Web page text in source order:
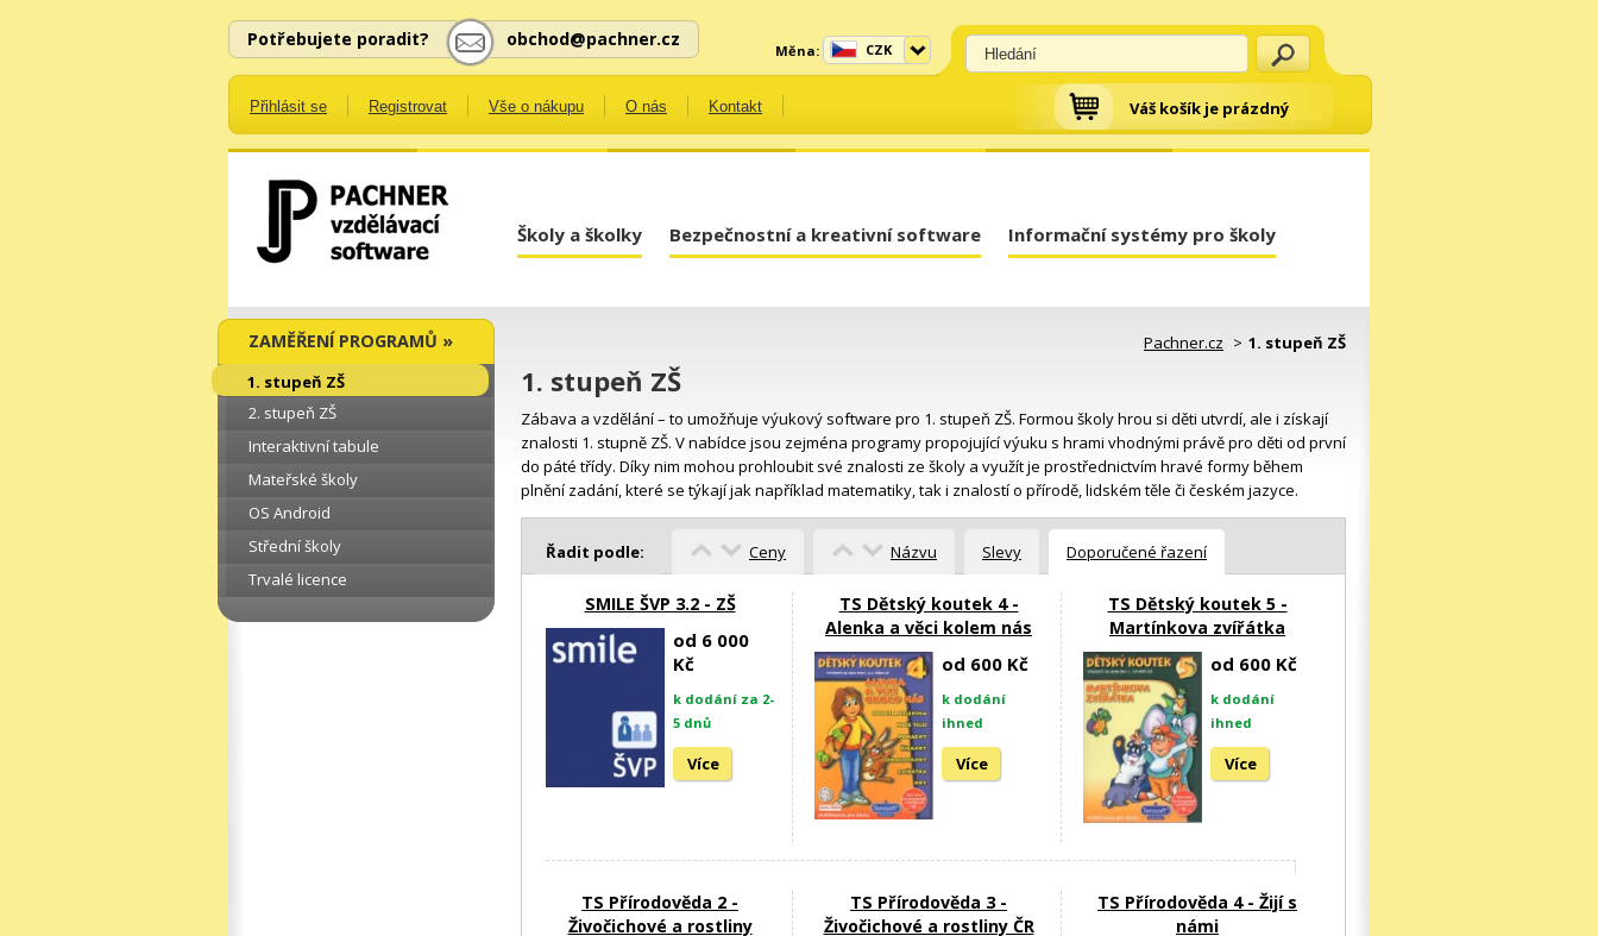
Přihlásit se Registrovat Vše o nákupu O nás Kontakt Váš košík je prázdný
Měna: CZK
Potřebujete poradit? obchod@pachner.cz
Školy a školky Bezpečnostní a kreativní software Informační systémy pro školy
Pachner.cz > 1. stupeň ZŠ
1. stupeň ZŠ
Zábava a vzdělání – to umožňuje výukový software pro 1. stupeň ZŠ. Formou školy hrou si děti utvrdí, ale i získají
znalosti 1. stupně ZŠ. V nabídce jsou zejména programy propojující výuku s hrami vhodnými právě pro děti od první
do páté třídy. Díky nim mohou prohloubit své znalosti ze školy a využít je prostřednictvím hravé formy během
plnění zadání, které se týkají jak například matematiky, tak i znalostí o přírodě, lidském těle či českém jazyce.
Řadit podle: Ceny Názvu Slevy Doporučené řazení
SMILE ŠVP 3.2 - ZŠ
od 6 000
Kč
k dodání za 2-
5 dnů
Více
TS Dětský koutek 4 -
Alenka a věci kolem nás
od 600 Kč
k dodání
ihned
Více
TS Dětský koutek 5 -
Martínkova zvířátka
od 600 Kč
k dodání
ihned
Více
TS Přírodověda 2 -
Živočichové a rostliny
TS Přírodověda 3 -
Živočichové a rostliny ČR
TS Přírodověda 4 - Žijí s
námi
ZAMĚŘENÍ PROGRAMŮ »
1. stupeň ZŠ
2. stupeň ZŠ
Interaktivní tabule
Mateřské školy
OS Android
Střední školy
Trvalé licence